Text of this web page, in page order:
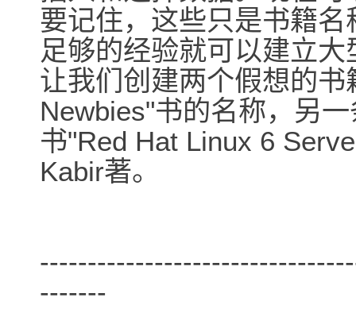
要记住，这些只是书籍
足够的经验就可以建立
让我们创建两个假想的
Newbies"书的名称，另
书"Red Hat Linux 6
Kabir著。
-------